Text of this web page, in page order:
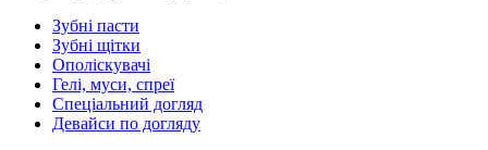
Зубні пасти
Зубні щітки
Ополіскувачі
Гелі, муси, спреї
Спеціальний догляд
Девайси по догляду